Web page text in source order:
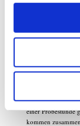
Bei Kinder ist
Hause optimal
ohne die Eltern
gibt es manchmal
Ein erstes,
einer Probestunde
kommen